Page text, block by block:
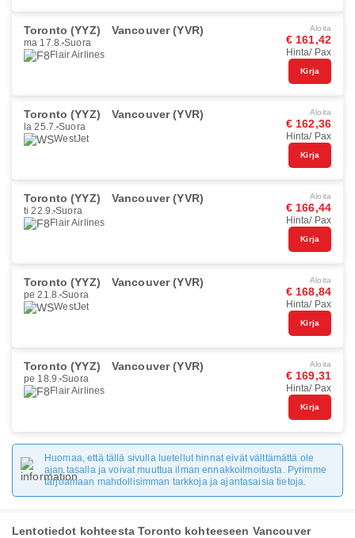
Toronto (YYZ) Vancouver (YVR)
ma 17.8. Suora
Flair Airlines
Aloita
€ 161,42
Hinta/ Pax
Kirja
Toronto (YYZ) Vancouver (YVR)
la 25.7. Suora
WestJet
Aloita
€ 162,36
Hinta/ Pax
Kirja
Toronto (YYZ) Vancouver (YVR)
ti 22.9. Suora
Flair Airlines
Aloita
€ 166,44
Hinta/ Pax
Kirja
Toronto (YYZ) Vancouver (YVR)
pe 21.8. Suora
WestJet
Aloita
€ 168,84
Hinta/ Pax
Kirja
Toronto (YYZ) Vancouver (YVR)
pe 18.9. Suora
Flair Airlines
Aloita
€ 169,31
Hinta/ Pax
Kirja
Huomaa, että tällä sivulla luetellut hinnat eivät välttämättä ole
ajan tasalla ja voivat muuttua ilman ennakkoilmoitusta. Pyrimme
tarjoamaan mahdollisimman tarkkoja ja ajantasaisia tietoja.
Lentotiedot kohteesta Toronto kohteeseen Vancouver